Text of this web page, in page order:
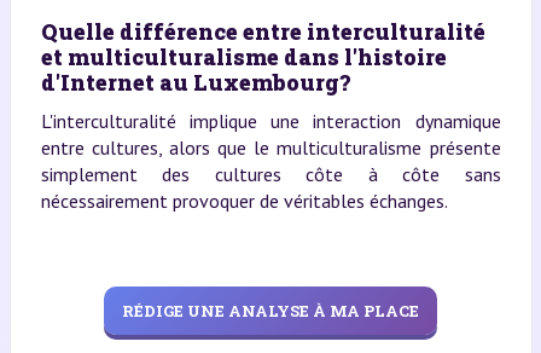
Quelle différence entre interculturalité
et multiculturalisme dans l'histoire
d'Internet au Luxembourg?
L'interculturalité implique une interaction dynamique
entre cultures, alors que le multiculturalisme présente
simplement des cultures côte à côte sans
nécessairement provoquer de véritables échanges.
RÉDIGE UNE ANALYSE À MA PLACE